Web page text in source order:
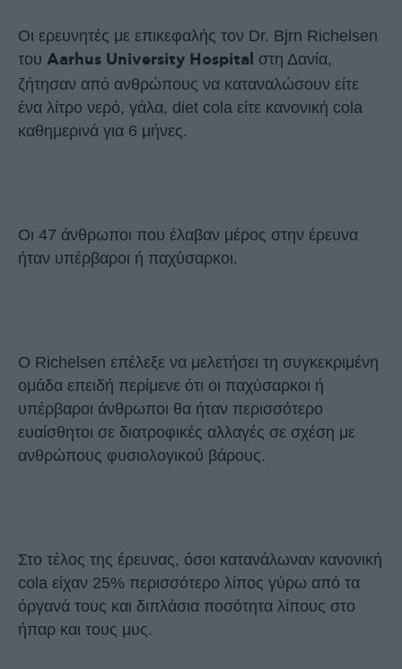
Οι ερευνητές με επικεφαλής τον Dr. Bjrn Richelsen
του Aarhus University Hospital στη Δανία,
ζήτησαν από ανθρώπους να καταναλώσουν είτε
ένα λίτρο νερό, γάλα, diet cola είτε κανονική cola
καθημερινά για 6 μήνες.
Οι 47 άνθρωποι που έλαβαν μέρος στην έρευνα
ήταν υπέρβαροι ή παχύσαρκοι.
Ο Richelsen επέλεξε να μελετήσει τη συγκεκριμένη
ομάδα επειδή περίμενε ότι οι παχύσαρκοι ή
υπέρβαροι άνθρωποι θα ήταν περισσότερο
ευαίσθητοι σε διατροφικές αλλαγές σε σχέση με
ανθρώπους φυσιολογικού βάρους.
Στο τέλος της έρευνας, όσοι κατανάλωναν κανονική
cola είχαν 25% περισσότερο λίπος γύρω από τα
όργανά τους και διπλάσια ποσότητα λίπους στο
ήπαρ και τους μυς.